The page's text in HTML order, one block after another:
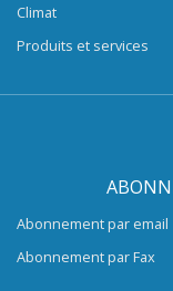
Climat
Produits et services
Abonnement par email
Abonnement par Fax